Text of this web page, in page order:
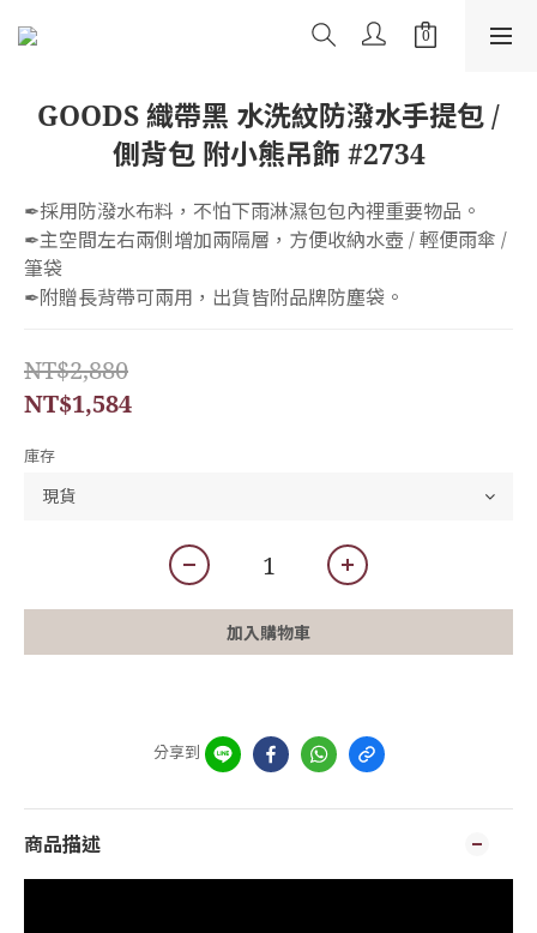
GOODS 織帶黑 水洗紋防潑水手提包 /
側背包 附小熊吊飾 #2734
✒︎採用防潑水布料，不怕下雨淋濕包包內裡重要物品。
✒︎主空間左右兩側增加兩隔層，方便收納水壺 / 輕便雨傘 /
筆袋
✒︎附贈長背帶可兩用，出貨皆附品牌防塵袋。
NT$2,880
NT$1,584
庫存
加入購物車
分享到
商品描述